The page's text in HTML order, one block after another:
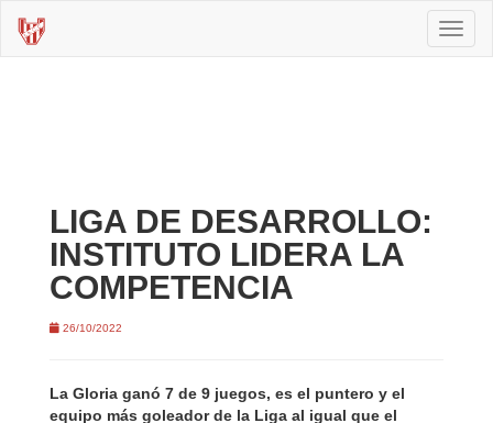
LIGA DE DESARROLLO:
INSTITUTO LIDERA LA
COMPETENCIA
26/10/2022
La Gloria ganó 7 de 9 juegos, es el puntero y el
equipo más goleador de la Liga al igual que el